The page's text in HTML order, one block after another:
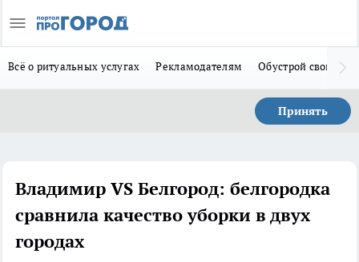
Всё о ритуальных услугах Рекламодателям Обустрой свой дом
Принять
Владимир VS Белгород: белгородка
сравнила качество уборки в двух
городах